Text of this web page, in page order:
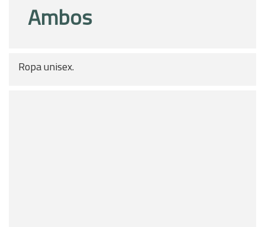
Ambos
Ropa unisex.